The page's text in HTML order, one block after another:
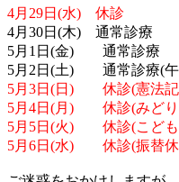
4月29日(水) 休診
4月30日(木) 通常診療
5月1日(金) 通常診療
5月2日(土) 通常診療(午
5月3日(日) 休診(憲法記
5月4日(月) 休診(みどり
5月5日(火) 休診(こども
5月6日(水) 休診(振替